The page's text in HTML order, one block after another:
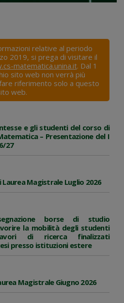
relative al periodo
2019, si prega di visitare il
matematica.unina.it. Dal 1
sito web non verrà più
riferimento solo a questo
web.
e gli studenti del corso di
– Presentazione del I
27
Magistrale Luglio 2026
borse di studio
la mobilità degli studenti
di ricerca finalizzati
presso istituzioni estere
Magistrale Giugno 2026